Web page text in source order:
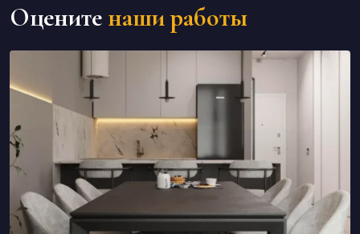
Оцените наши работы